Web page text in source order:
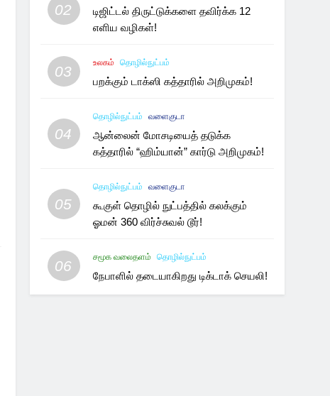
02
டிஜிட்டல் திருட்டுக்களை தவிர்க்க 12
எளிய வழிகள்!
03
உலகம் தொழில்நுட்பம்
பறக்கும் டாக்ஸி கத்தாரில் அறிமுகம்!
04
தொழில்நுட்பம் வளைகுடா
ஆன்லைன் மோசடியைத் தடுக்க
கத்தாரில் “ஹிம்யான்” கார்டு அறிமுகம்!
05
தொழில்நுட்பம் வளைகுடா
கூகுள் தொழில் நுட்பத்தில் கலக்கும்
ஓமன் 360 விர்ச்சுவல் டூர்!
06
சமூக வலைதளம் தொழில்நுட்பம்
நேபாளில் தடையாகிறது டிக்டாக் செயலி!